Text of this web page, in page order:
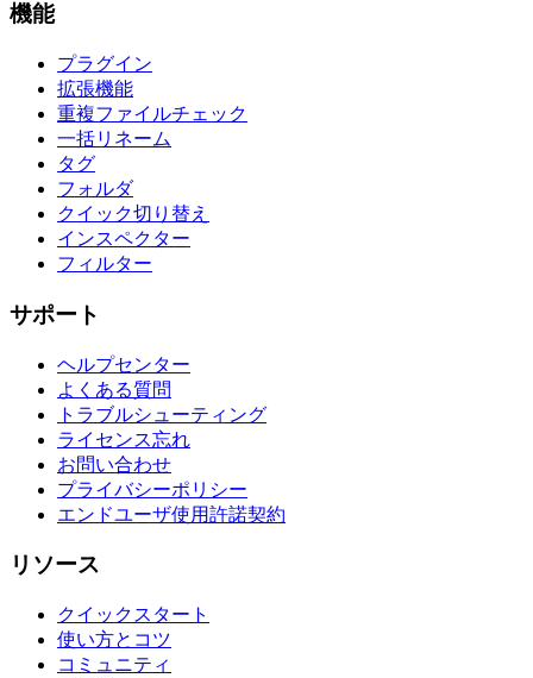
機能
プラグイン
拡張機能
重複ファイルチェック
一括リネーム
タグ
フォルダ
クイック切り替え
インスペクター
フィルター
サポート
ヘルプセンター
よくある質問
トラブルシューティング
ライセンス忘れ
お問い合わせ
プライバシーポリシー
エンドユーザ使用許諾契約
リソース
クイックスタート
使い方とコツ
コミュニティ